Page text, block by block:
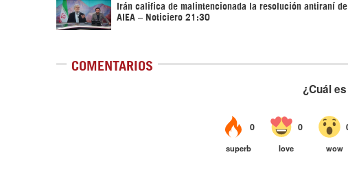
Irán califica de malintencionada la resolución antiraní de
AIEA – Noticiero 21:30
COMENTARIOS